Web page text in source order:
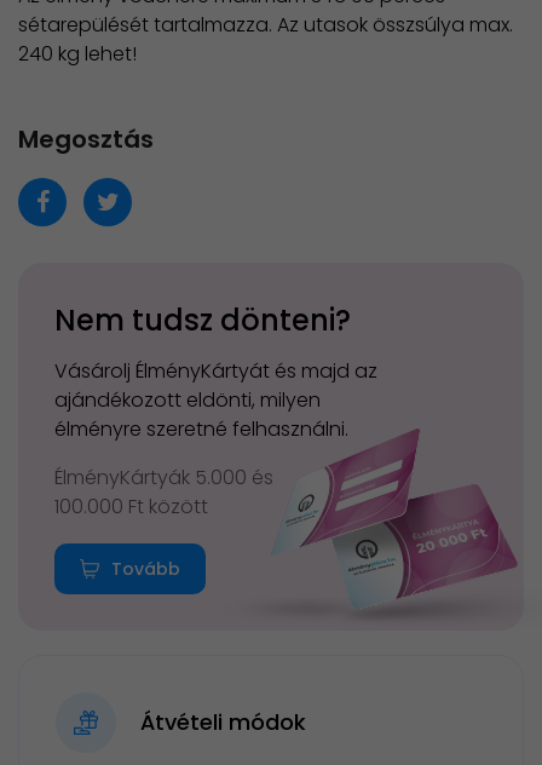
sétarepülését tartalmazza. Az utasok összsúlya max.
240 kg lehet!
Megosztás
Nem tudsz dönteni?
Vásárolj ÉlményKártyát és majd az
ajándékozott eldönti, milyen
élményre szeretné felhasználni.
ÉlményKártyák 5.000 és
100.000 Ft között
Tovább
Átvételi módok